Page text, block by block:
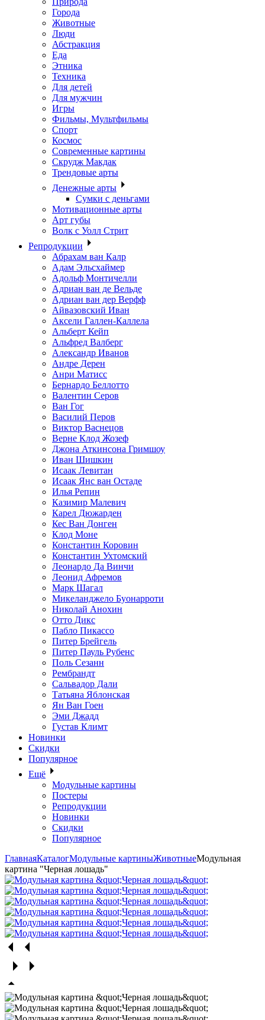
Города
Животные
Люди
Абстракция
Еда
Этника
Техника
Для детей
Для мужчин
Игры
Фильмы, Мультфильмы
Спорт
Космос
Современные картины
Скрудж Макдак
Трендовые арты
Денежные арты
Сумки с деньгами
Мотивационные арты
Арт губы
Волк с Уолл Стрит
Репродукции
Абрахам ван Калр
Адам Эльсхаймер
Адольф Монтичелли
Адриан ван де Вельде
Адриан ван дер Верфф
Айвазовский Иван
Аксели Галлен-Каллела
Альберт Кейп
Альфред Валберг
Александр Иванов
Андре Дерен
Анри Матисс
Бернардо Беллотто
Валентин Серов
Ван Гог
Василий Перов
Виктор Васнецов
Верне Клод Жозеф
Джона Аткинсона Гримшоу
Иван Шишкин
Исаак Левитан
Исаак Янс ван Остаде
Илья Репин
Казимир Малевич
Карел Дюжарден
Кес Ван Донген
Клод Моне
Константин Коровин
Константин Ухтомский
Леонардо Да Винчи
Леонид Афремов
Марк Шагал
Микеланджело Буонарроти
Николай Анохин
Отто Дикс
Пабло Пикассо
Питер Брейгель
Питер Пауль Рубенс
Поль Сезанн
Рембрандт
Сальвадор Дали
Татьяна Яблонская
Ян Ван Гоен
Эми Джадд
Густав Климт
Новинки
Скидки
Популярное
Ещё
Модульные картины
Постеры
Репродукции
Новинки
Скидки
Популярное
ГлавнаяКаталогМодульные картиныЖивотныеМодульная
картина "Черная лошадь"